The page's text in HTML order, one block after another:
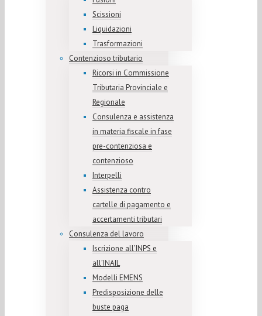
Scissioni
Liquidazioni
Trasformazioni
Contenzioso tributario
Ricorsi in Commissione
Tributaria Provinciale e
Regionale
Consulenza e assistenza
in materia fiscale in fase
pre-contenziosa e
contenzioso
Interpelli
Assistenza contro
cartelle di pagamento e
accertamenti tributari
Consulenza del lavoro
Iscrizione all’INPS e
all’INAIL
Modelli EMENS
Predisposizione delle
buste paga